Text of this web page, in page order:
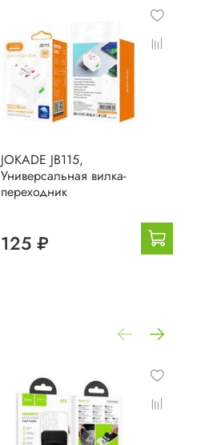
JOKADE JB115,
Универсальная вилка-
переходник
125 ₽